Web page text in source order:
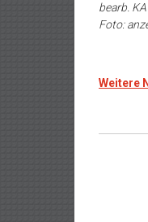
bearb. KA
Foto:
Weitere